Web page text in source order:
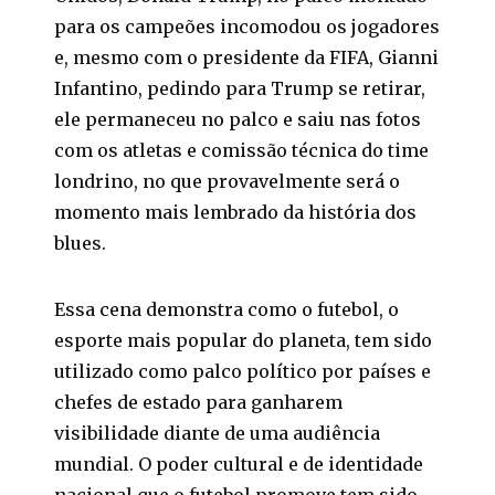
para os campeões incomodou os jogadores
e, mesmo com o presidente da FIFA, Gianni
Infantino, pedindo para Trump se retirar,
ele permaneceu no palco e saiu nas fotos
com os atletas e comissão técnica do time
londrino, no que provavelmente será o
momento mais lembrado da história dos
blues.
Essa cena demonstra como o futebol, o
esporte mais popular do planeta, tem sido
utilizado como palco político por países e
chefes de estado para ganharem
visibilidade diante de uma audiência
mundial. O poder cultural e de identidade